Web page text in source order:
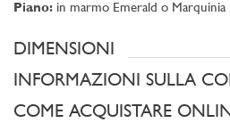
Piano: in marmo Emerald o Marquinia
DIMENSIONI
INFORMAZIONI SULLA
COME ACQUISTARE